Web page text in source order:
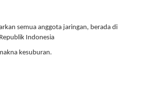
semua anggota jaringan, berada di
Indonesia
kesuburan.